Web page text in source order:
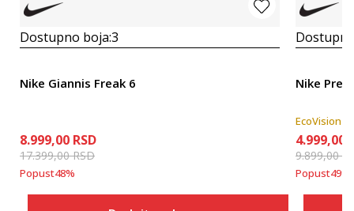
Dostupno boja:3
Nike Giannis Freak 6
8.999,00 RSD
17.399,00RSD
Popust48%
Nike
EcoVision
4.999,00
9.899,00
Popust49%